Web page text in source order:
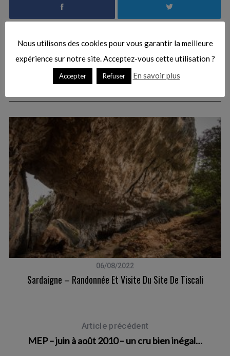
Vous pourriez aussi aimer
06/08/2022
Sardaigne – Randonnée Et Visite Du Site De Tiscali
Article précédent
MEP – juin à août 2010 – un cru bien inégal…
Nous utilisons des cookies pour vous garantir la meilleure
expérience sur notre site. Acceptez-vous cette utilisation ?
Accepter Refuser En savoir plus